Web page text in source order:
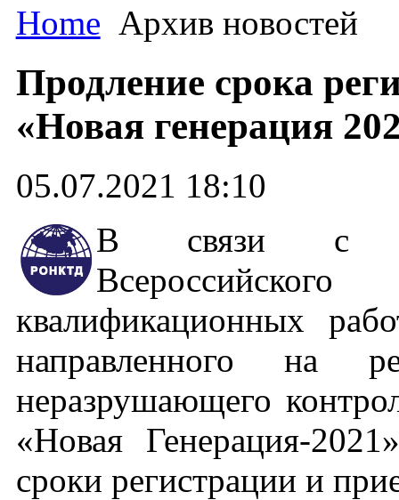
Home Архив новостей
Продление срока
«Новая генерация
05.07.2021 18:10
В связи с
квалификационных
направленного на
неразрушающего
«Новая Генерация-
сроки регистрации и